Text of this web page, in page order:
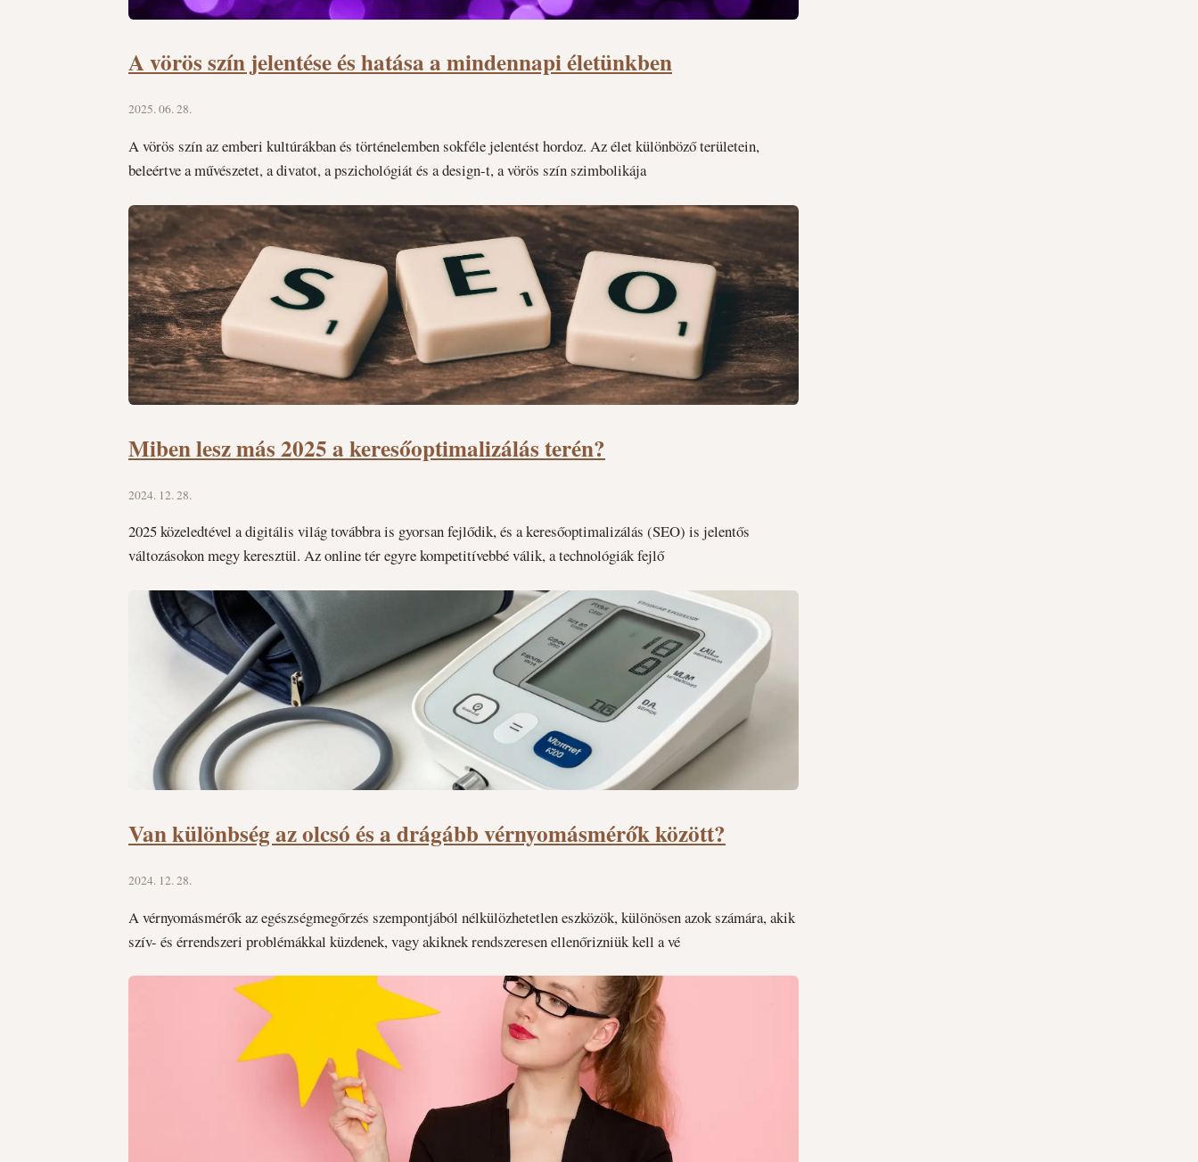
A vörös szín jelentése és hatása a mindennapi életünkben
2025. 06. 28.
A vörös szín az emberi kultúrákban és történelemben sokféle jelentést hordoz. Az élet különböző területein,
beleértve a művészetet, a divatot, a pszichológiát és a design-t, a vörös szín szimbolikája
Miben lesz más 2025 a keresőoptimalizálás terén?
2024. 12. 28.
2025 közeledtével a digitális világ továbbra is gyorsan fejlődik, és a keresőoptimalizálás (SEO) is jelentős
változásokon megy keresztül. Az online tér egyre kompetitívebbé válik, a technológiák fejlő
Van különbség az olcsó és a drágább vérnyomásmérők között?
2024. 12. 28.
A vérnyomásmérők az egészségmegőrzés szempontjából nélkülözhetetlen eszközök, különösen azok számára, akik
szív- és érrendszeri problémákkal küzdenek, vagy akiknek rendszeresen ellenőrizniük kell a vé